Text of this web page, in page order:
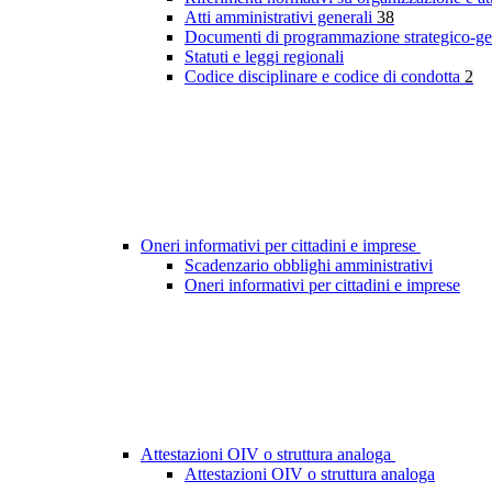
Atti amministrativi generali 38
Documenti di programmazione strategico-
Statuti e leggi regionali
Codice disciplinare e codice di condotta 2
Oneri informativi per cittadini e imprese
Scadenzario obblighi amministrativi
Oneri informativi per cittadini e imprese
Attestazioni OIV o struttura analoga
Attestazioni OIV o struttura analoga